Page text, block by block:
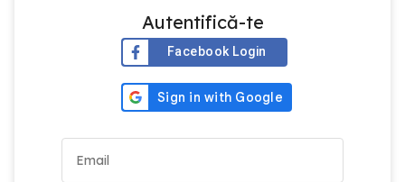
Autentifică-te
Facebook Login